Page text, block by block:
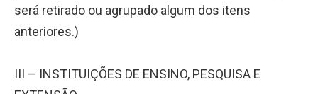
será retirado ou agrupado algum dos itens
anteriores.)
III – INSTITUIÇÕES DE ENSINO, PESQUISA E